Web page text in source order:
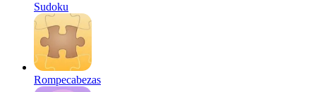
Sudoku
Rompecabezas